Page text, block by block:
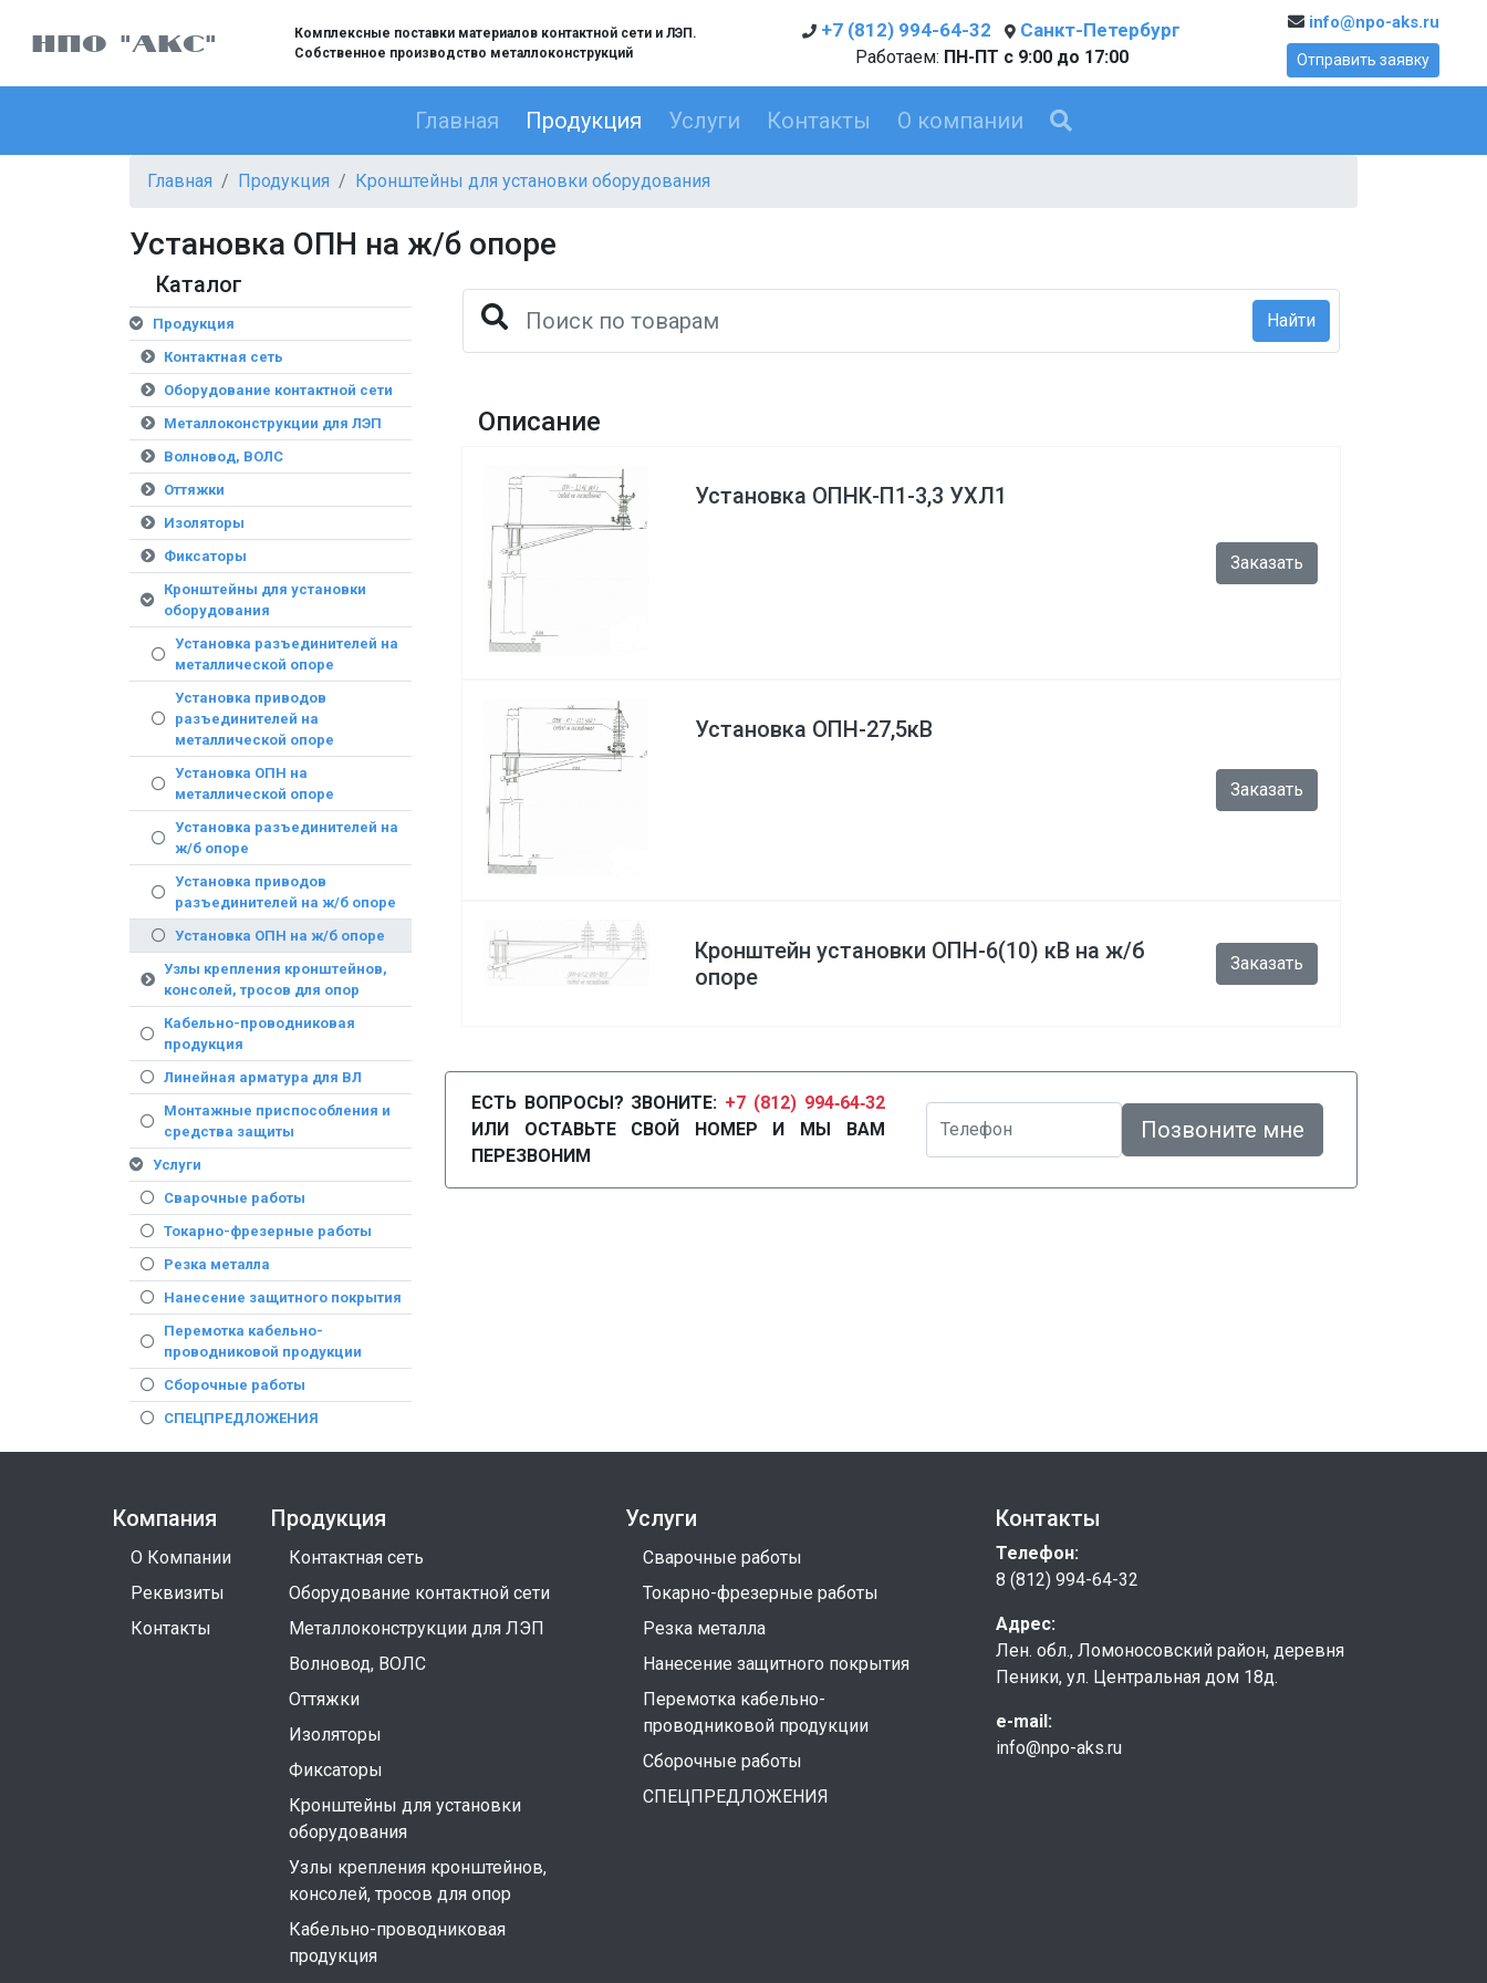
НПО "АКС"
Комплексные поставки материалов контактной сети и ЛЭП.
Собственное производство металлоконструкций
+7 (812) 994-64-32 Санкт-Петербург
Работаем: ПН-ПТ с 9:00 до 17:00
info@npo-aks.ru
Отправить заявку
Главная Продукция Услуги Контакты О компании
Главная Продукция Кронштейны для установки оборудования
Установка ОПН на ж/б опоре
Каталог
Продукция
Контактная сеть
Оборудование контактной сети
Металлоконструкции для ЛЭП
Волновод, ВОЛС
Оттяжки
Изоляторы
Фиксаторы
Кронштейны для установки
оборудования
Установка разъединителей на
металлической опоре
Установка приводов
разъединителей на
металлической опоре
Установка ОПН на
металлической опоре
Установка разъединителей на
ж/б опоре
Установка приводов
разъединителей на ж/б опоре
Установка ОПН на ж/б опоре
Узлы крепления кронштейнов,
консолей, тросов для опор
Кабельно-проводниковая
продукция
Линейная арматура для ВЛ
Монтажные приспособления и
средства защиты
Услуги
Сварочные работы
Токарно-фрезерные работы
Резка металла
Нанесение защитного покрытия
Перемотка кабельно-
проводниковой продукции
Сборочные работы
СПЕЦПРЕДЛОЖЕНИЯ
Найти
Описание
Установка ОПНК-П1-3,3 УХЛ1
Заказать
Установка ОПН-27,5кВ
Заказать
Кронштейн установки ОПН-6(10) кВ на ж/б
опоре
Заказать
ЕСТЬ ВОПРОСЫ? ЗВОНИТЕ: +7 (812) 994‑64‑32
ИЛИ ОСТАВЬТЕ СВОЙ НОМЕР И МЫ ВАМ
ПЕРЕЗВОНИМ
Телефон Позвоните мне
Компания
О Компании
Реквизиты
Контакты
Продукция
Контактная сеть
Оборудование контактной сети
Металлоконструкции для ЛЭП
Волновод, ВОЛС
Оттяжки
Изоляторы
Фиксаторы
Кронштейны для установки
оборудования
Узлы крепления кронштейнов,
консолей, тросов для опор
Кабельно-проводниковая
продукция
Услуги
Сварочные работы
Токарно-фрезерные работы
Резка металла
Нанесение защитного покрытия
Перемотка кабельно-
проводниковой продукции
Сборочные работы
СПЕЦПРЕДЛОЖЕНИЯ
Контакты
Телефон:
8 (812) 994-64-32
Адрес:
Лен. обл., Ломоносовский район, деревня
Пеники, ул. Центральная дом 18д.
e-mail:
info@npo-aks.ru